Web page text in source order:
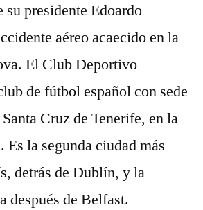
su presidente Edoardo
aéreo acaecido en la
El Club Deportivo
de fútbol español con sede
Cruz de Tenerife, en la
Es la segunda ciudad más
detrás de Dublín, y la
después de Belfast.